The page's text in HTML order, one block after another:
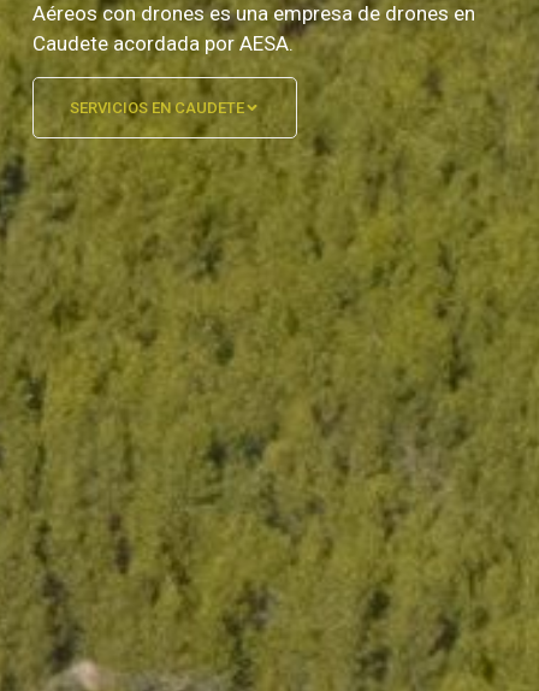
Aéreos con drones es una empresa de drones en
Caudete acordada por AESA.
SERVICIOS EN CAUDETE